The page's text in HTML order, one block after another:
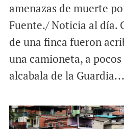
amenazas de muerte
Fuente./ Noticia al día.
de una finca fueron
una camioneta, a
alcabala de la Guardia...